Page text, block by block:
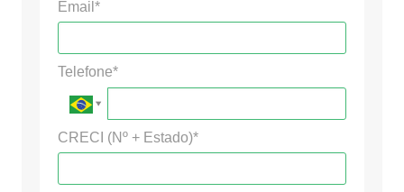
Email*
Telefone*
CRECI (Nº + Estado)*